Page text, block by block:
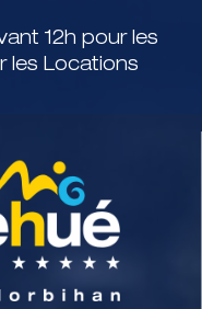
12h pour les
les Locations